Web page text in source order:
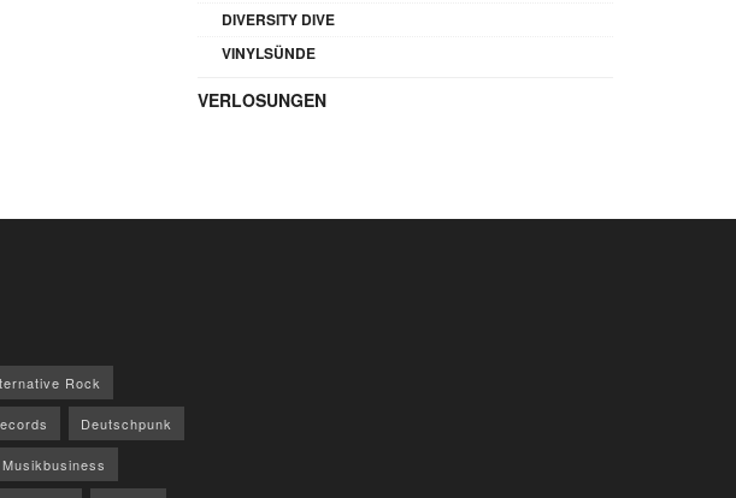
DIVERSITY DIVE
VINYLSÜNDE
VERLOSUNGEN
Rock
Deutschpunk